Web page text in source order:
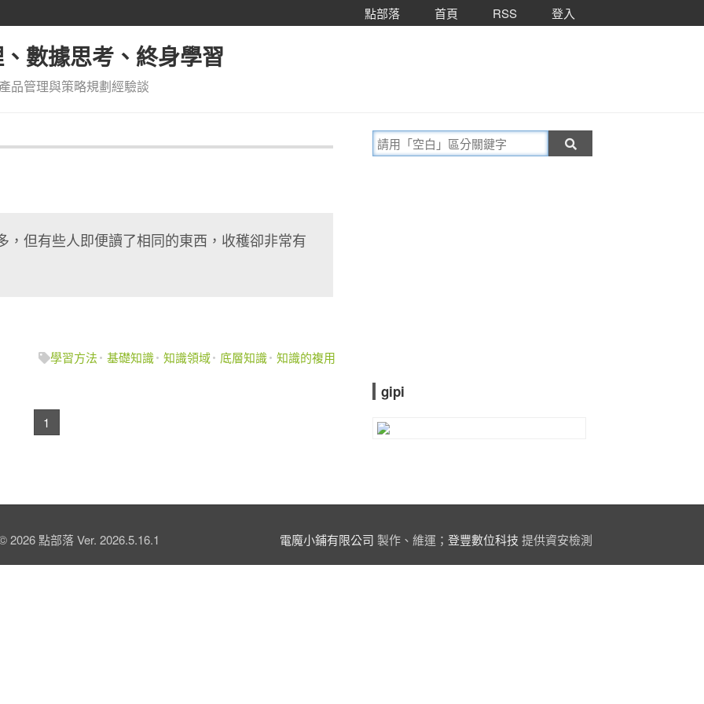
點部落 首頁 RSS 登入
數據思考、終身學習
品管理與策略規劃經驗談
，但有些人即便讀了相同的東西，收穫卻非常有
學習方法
基礎知識 知識領域 底層知識 知識的複用
1
gipi
2026 點部落 Ver. 2026.5.16.1 電魔小鋪有限公司 製作、維運； 登豐數位科技 提供資安檢測